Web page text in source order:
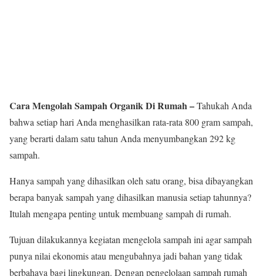
Cara Mengolah Sampah Organik Di Rumah –Tahukah Anda
bahwa setiap hari Anda menghasilkan rata-rata 800 gram sampah,
yang berarti dalam satu tahun Anda menyumbangkan 292 kg
sampah.
Hanya sampah yang dihasilkan oleh satu orang, bisa dibayangkan
berapa banyak sampah yang dihasilkan manusia setiap tahunnya?
Itulah mengapa penting untuk membuang sampah di rumah.
Tujuan dilakukannya kegiatan mengelola sampah ini agar sampah
punya nilai ekonomis atau mengubahnya jadi bahan yang tidak
berbahaya bagi lingkungan. Dengan pengelolaan sampah rumah